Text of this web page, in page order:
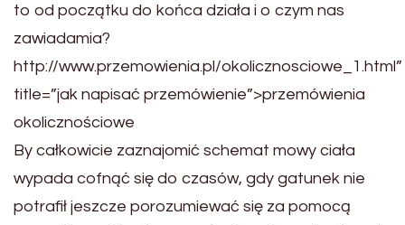
to od początku do końca działa i o czym nas
zawiadamia?
http://www.przemowienia.pl/okolicznosciowe_1.html”
title=”jak napisać przemówienie”>przemówienia
okolicznościowe
By całkowicie zaznajomić schemat mowy ciała
wypada cofnąć się do czasów, gdy gatunek nie
potrafił jeszcze porozumiewać się za pomocą